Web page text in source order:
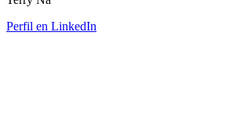
Perfil en LinkedIn